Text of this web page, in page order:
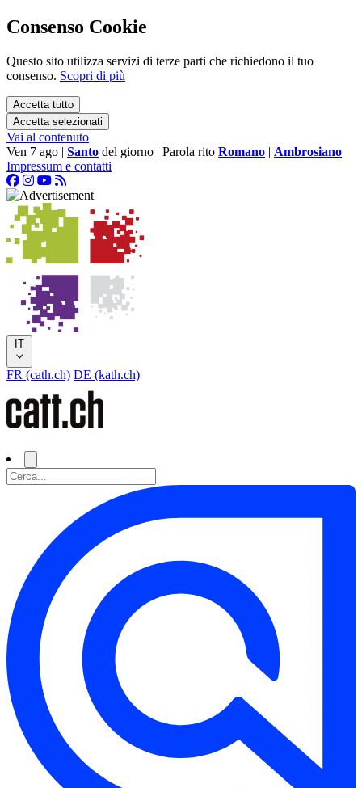
Consenso Cookie
Questo sito utilizza servizi di terze parti che richiedono il tuo
consenso. Scopri di più
Accetta tutto
Accetta selezionati
Vai al contenuto
Ven 7 ago | Santo del giorno | Parola rito Romano | Ambrosiano
Impressum e contatti |
IT
FR (cath.ch) DE (kath.ch)